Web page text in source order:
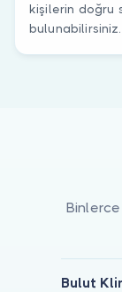
kişilerin doğru
bulunabilirsiniz.
Bulut